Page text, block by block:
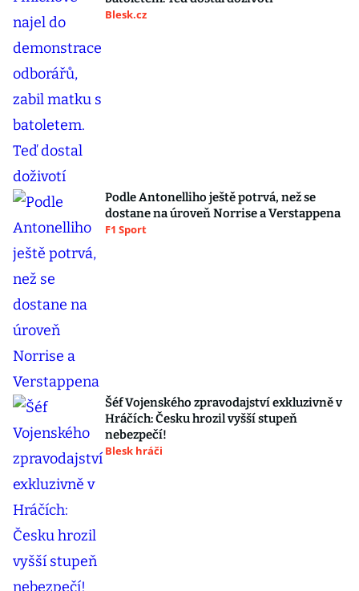
Blesk.cz
Podle Antonelliho ještě potrvá, než se
dostane na úroveň Norrise a Verstappena
F1 Sport
Šéf Vojenského zpravodajství exkluzivně v
Hráčích: Česku hrozil vyšší stupeň
nebezpečí!
Blesk hráči